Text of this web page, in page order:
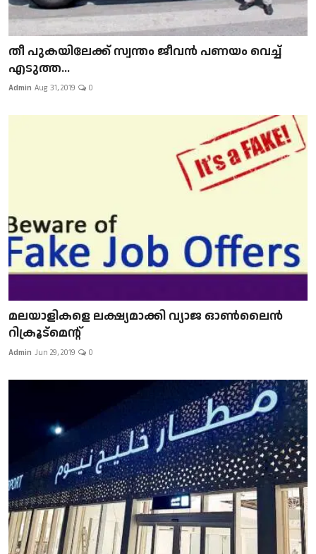
​​​​​​​തീ പുകയിലേക്ക് സ്വന്തം ജീവന്‍ പണയം വെച്ച്
എടുത്ത...
Admin Aug 31, 2019 0
മലയാളികളെ ലക്ഷ്യമാക്കി വ്യാജ ഓൺലൈൻ
റിക്രൂട്മെന്റ്
Admin Jun 29, 2019 0